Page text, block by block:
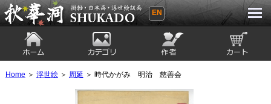
秋華洞 SHUKADO 掛軸・日本画・浮世
EN
Home ＞ 浮世絵＞ 周延 ＞ 時代かがみ 明治 慈善会